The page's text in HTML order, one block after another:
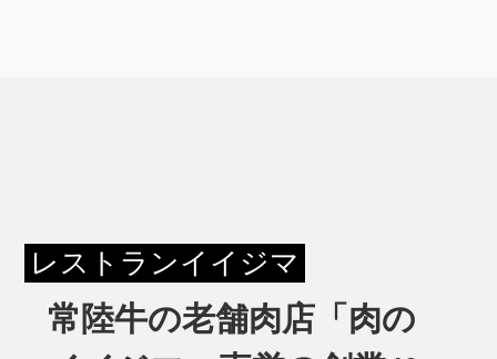
レストランイイジマ
常陸牛の老舗肉店「肉の